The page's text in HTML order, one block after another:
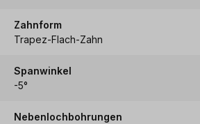
Zahnform
Trapez-Flach-Zahn
Spanwinkel
-5°
Nebenlochbohrungen